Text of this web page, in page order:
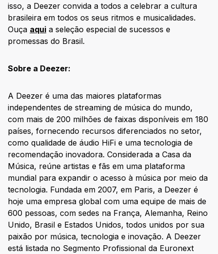
isso, a Deezer convida a todos a celebrar a cultura
brasileira em todos os seus ritmos e musicalidades.
Ouça aqui a seleção especial de sucessos e
promessas do Brasil.
Sobre a Deezer:
A Deezer é uma das maiores plataformas
independentes de streaming de música do mundo,
com mais de 200 milhões de faixas disponíveis em 180
países, fornecendo recursos diferenciados no setor,
como qualidade de áudio HiFi e uma tecnologia de
recomendação inovadora. Considerada a Casa da
Música, reúne artistas e fãs em uma plataforma
mundial para expandir o acesso à música por meio da
tecnologia. Fundada em 2007, em Paris, a Deezer é
hoje uma empresa global com uma equipe de mais de
600 pessoas, com sedes na França, Alemanha, Reino
Unido, Brasil e Estados Unidos, todos unidos por sua
paixão por música, tecnologia e inovação. A Deezer
está listada no Segmento Profissional da Euronext